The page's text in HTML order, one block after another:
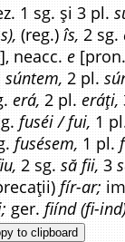
1 sg. și 3 pl.
(reg.)îs, 2 sg.
], neacc.e
súntem, 2 pl.
erá, 2 pl.eráți,
fuséi / fui, 1
fusésem, 1 pl.
2 sg.să fii, 3
fír-ar;
ger.fiínd (fi-
to clipboard